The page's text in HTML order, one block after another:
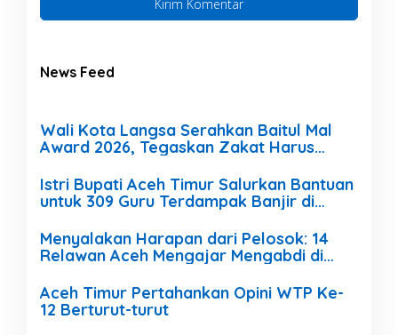
News Feed
Wali Kota Langsa Serahkan Baitul Mal
Award 2026, Tegaskan Zakat Harus
Istri Bupati Aceh Timur Salurkan Bantuan
untuk 309 Guru Terdampak Banjir di
Menyalakan Harapan dari Pelosok: 14
Relawan Aceh Mengajar Mengabdi di
Aceh Timur Pertahankan Opini WTP Ke-
12 Berturut-turut